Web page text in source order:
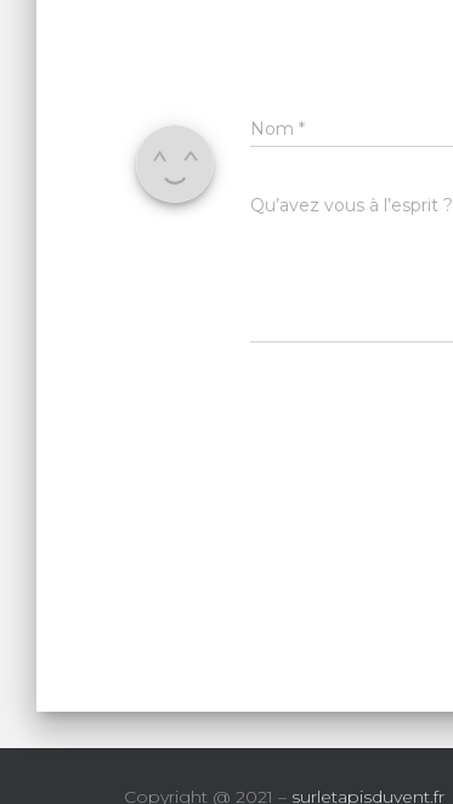
Nom *
Qu’avez vous à l’esprit ?
Copyright @ 2021 – surletapisduvent.fr